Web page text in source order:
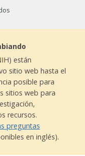
están
sitio web hasta el
posible para
sitios web para
recursos.
preguntas
en inglés).